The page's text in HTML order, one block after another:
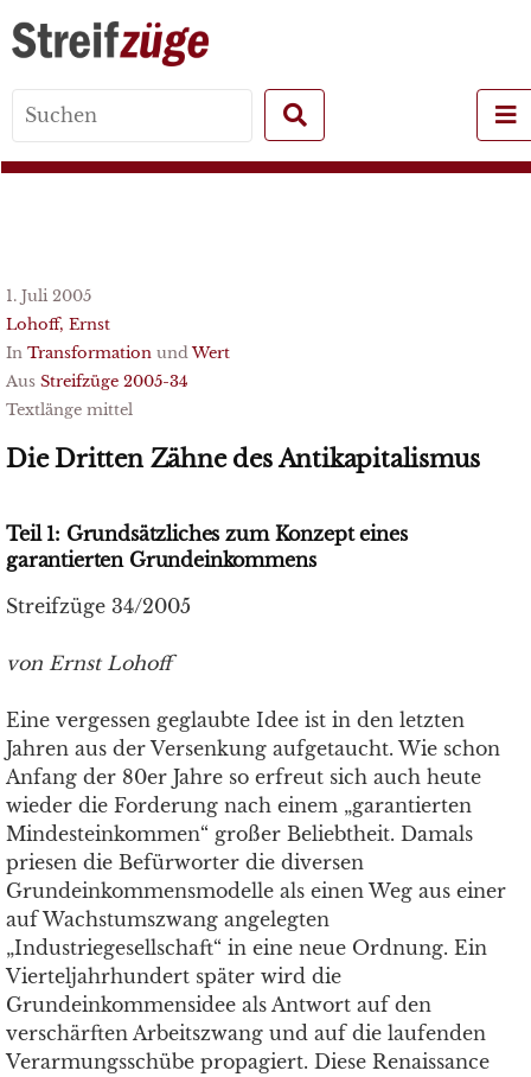
for:
1. Juli 2005
Lohoff, Ernst
In Transformation undWert
Aus Streifzüge 2005-34
Textlänge mittel
Die Dritten Zähne des Antikapitalismus
Teil 1: Grundsätzliches zum Konzept eines
garantierten Grundeinkommens
Streifzüge 34/2005
von Ernst Lohoff
Eine vergessen geglaubte Idee ist in den letzten
Jahren aus der Versenkung aufgetaucht. Wie schon
Anfang der 80er Jahre so erfreut sich auch heute
wieder die Forderung nach einem „garantierten
Mindesteinkommen“ großer Beliebtheit. Damals
priesen die Befürworter die diversen
Grundeinkommensmodelle als einen Weg aus einer
auf Wachstumszwang angelegten
„Industriegesellschaft“ in eine neue Ordnung. Ein
Vierteljahrhundert später wird die
Grundeinkommensidee als Antwort auf den
verschärften Arbeitszwang und auf die laufenden
Verarmungsschübe propagiert. Diese Renaissance